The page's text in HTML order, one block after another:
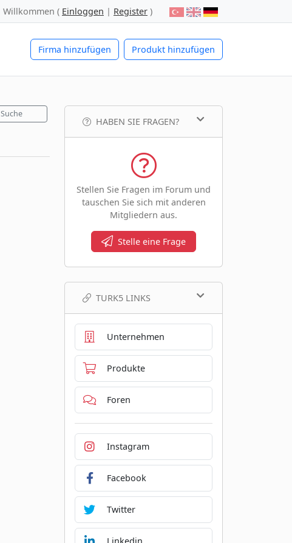
Willkommen ( Einloggen | Register )
Firma hinzufügen Produkt hinzufügen
Suche
HABEN SIE FRAGEN?
Stellen Sie Fragen im Forum und
tauschen Sie sich mit anderen
Mitgliedern aus.
Stelle eine Frage
TURK5 LINKS
Unternehmen
Produkte
Foren
Instagram
Facebook
Twitter